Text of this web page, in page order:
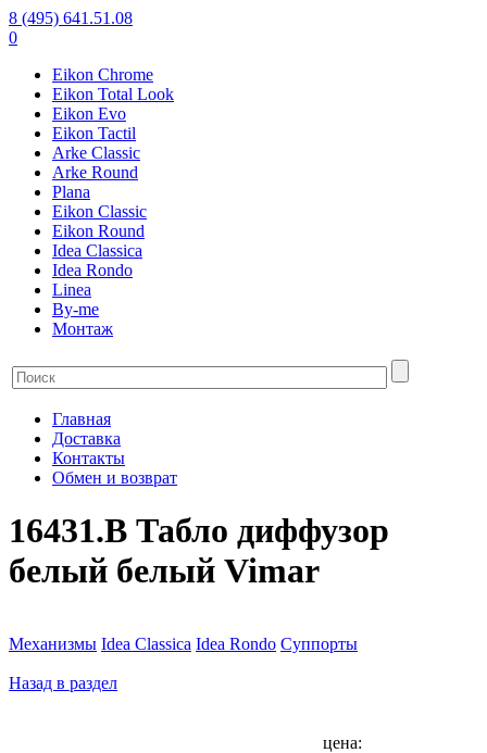
8 (495) 641.51.08
0
Eikon Chrome
Eikon Total Look
Eikon Evo
Eikon Tactil
Arke Classic
Arke Round
Plana
Eikon Classic
Eikon Round
Idea Classica
Idea Rondo
Linea
By-me
Монтаж
Главная
Доставка
Контакты
Обмен и возврат
16431.B Табло диффузор
белый белый Vimar
Механизмы Idea Classica Idea Rondo Суппорты
Назад в раздел
цена: